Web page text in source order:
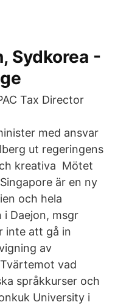
Sydkorea -
Tax Director
med ansvar
ut regeringens
kreativa Mötet
är en ny
och hela
i Daejon, msgr
inte att gå in
av
vad
språkkurser och
University i